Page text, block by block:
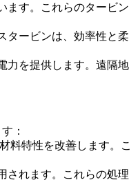
ます。これらのタービン
タービンは、効率性と柔
力を提供します。遠隔地
：
料特性を改善します。こ
されます。これらの処理